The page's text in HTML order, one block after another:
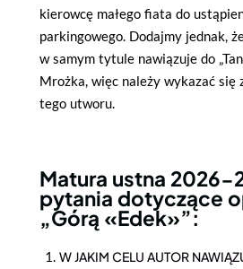
kierowcę małego fiata do
parkingowego. Dodajmy jednak,
w samym tytule nawiązuje do
Mrożka, więc należy wykazać się
tego utworu.
Matura ustna 2026-
pytania dotyczące
„Górą «Edek»”:
W JAKIM CELU AUTOR